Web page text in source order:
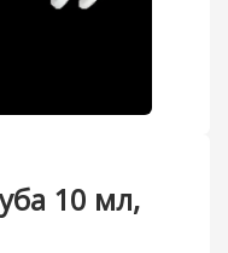
10 мл,